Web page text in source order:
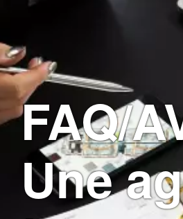
FAQ/
Une